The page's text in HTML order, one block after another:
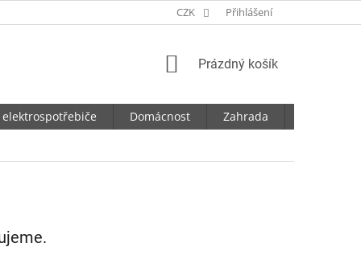
CZK Přihlášení
NÁKUPNÍ
Prázdný košík
elektrospotřebiče Domácnost Zahrada